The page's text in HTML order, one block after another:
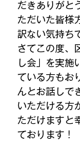
だきありがと
ただいた皆様
訳ない気持ち
さてこの度、
し会」を実施
ている方もお
んとお話しで
いただける方
ただけますと
ております！